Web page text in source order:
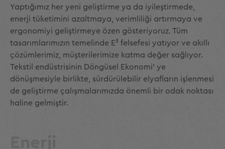
Yaptığımız her yeni geliştirme ya da iyileştirmede,
enerji tüketimini azaltmaya, verimliliği artırmaya ve
ergonomiyi geliştirmeye özen gösteriyoruz. Tüm
tasarımlarımızın temelinde E³ felsefesi yatıyor ve akıllı
çözümlerimiz, müşterilerimize katma değer sağlıyor.
Tekstil endüstrisinin Döngüsel Ekonomi' ye
dönüşmesiyle birlikte, sürdürülebilir elyafların işlenmesi
de geliştirme çalışmalarımızda önemli bir odak noktası
haline gelmiştir.